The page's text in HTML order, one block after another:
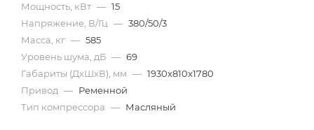
Мощность, кВт — 15
Напряжение, В/Гц — 380/50/3
Масса, кг — 585
Уровень шума, дБ — 69
Габариты (ДхШхВ), мм — 1930x810x1780
Привод — Ременной
Тип компрессора — Масляный